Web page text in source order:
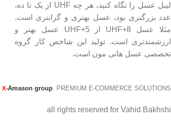
لیبل عسل را نگاه کنید، هر چه UHF از یک تا ده،
عدد بزرگتری بود، عسل بهتری و گرانتری است.
مثلا عسل UHF+8 از UHF+5 عسل بهتر و
ارزشمندتری است. تولید این شاخص کار گروه
تخصصی عسل هانی مون است.
X-Amason group. PREMIUM E-COMMERCE SOLUTIONS.
all rights reserved for Vahid Bakhshi